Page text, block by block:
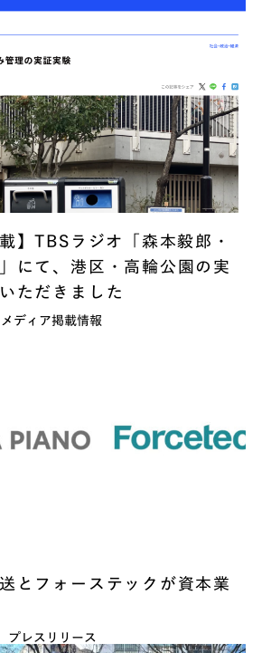
】TBSラジオ「森本毅郎・
にて、港区・高輪公園の実
ただきました
メディア掲載情報
とフォーステックが資本業
プレスリリース